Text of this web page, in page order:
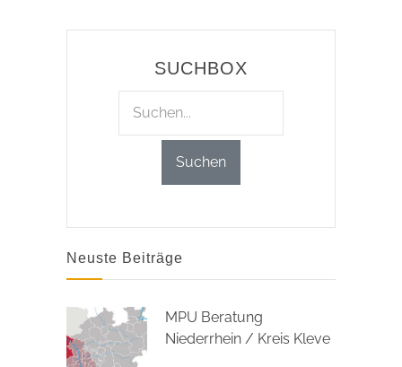
SUCHBOX
Neuste Beiträge
MPU Beratung
Niederrhein / Kreis Kleve